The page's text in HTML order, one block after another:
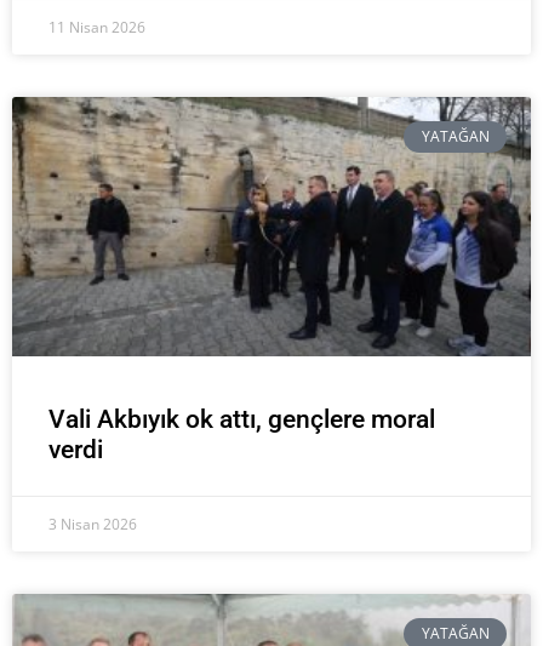
11 Nisan 2026
YATAĞAN
Vali Akbıyık ok attı, gençlere moral
verdi
3 Nisan 2026
YATAĞAN